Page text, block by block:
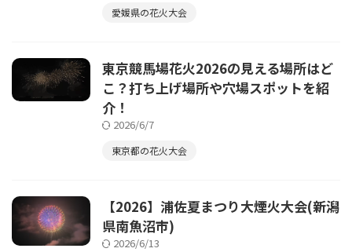
愛媛県の花火大会
東京競馬場花火2026の見える場所はど
こ？打ち上げ場所や穴場スポットを紹
介！
2026/6/7
東京都の花火大会
【2026】浦佐夏まつり大煙火大会(新潟
県南魚沼市)
2026/6/13